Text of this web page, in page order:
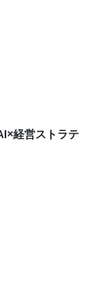
経営ストラテ